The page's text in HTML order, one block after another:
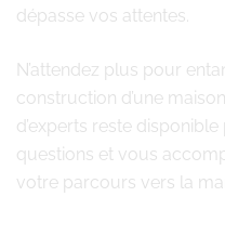
dépasse vos attentes.
N’attendez plus pour
construction d’une
d’experts reste
questions et vous
votre parcours vers la